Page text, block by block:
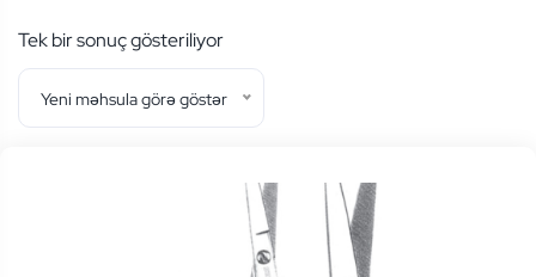
Tek bir sonuç gösteriliyor
Yeni məhsula görə göstər